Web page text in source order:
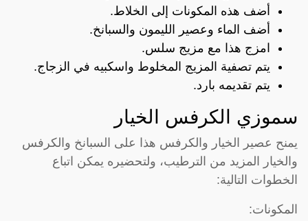
أضف هذه المكونات إلى الخلاط.
أضف الماء وعصير الليمون والسبانخ.
امزج هذا مع مزيج سلس.
يتم تصفية المزيج المخلوط واسكبيه في الزجاج.
يتم تقديمه بارد.
سموزي الكرفس الخيار
يمنح عصير الخيار والكرفس هذا على السبانخ والكرفس
والخيار المزيد من الترطيب، ولتحضيره يمكن اتباع
الخطوات التالية:
المكونات: